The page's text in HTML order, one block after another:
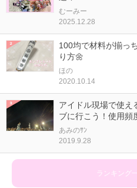
むーみー
2025.12.28
100均で材料が揃っ
り方🌼
ほの
2020.10.14
アイドル現場で使え
ブに行こう！使用頻
あみのｻﾝ
2019.9.28
ランキング